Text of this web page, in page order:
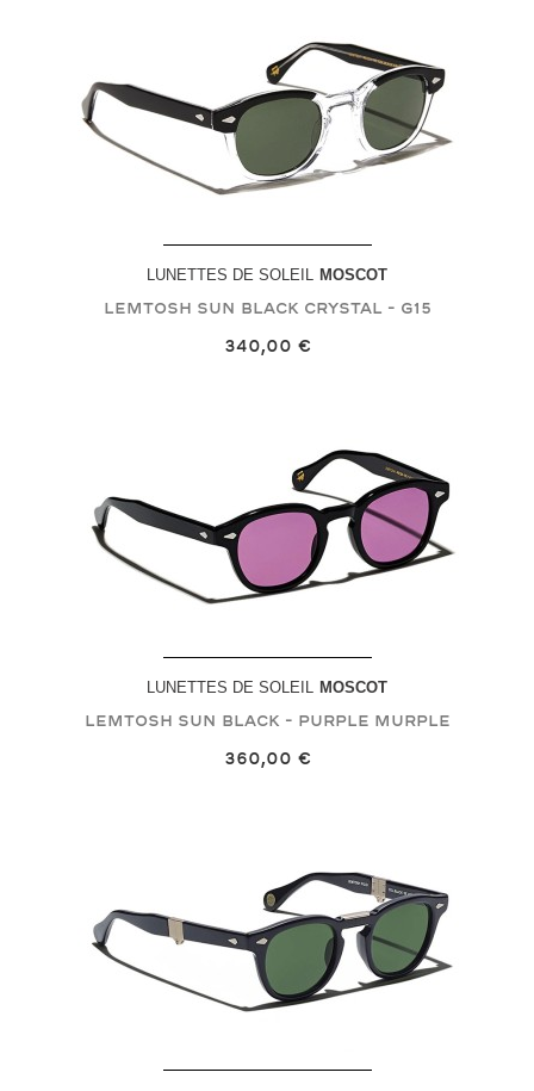
LUNETTES DE SOLEIL MOSCOT
LEMTOSH SUN Black Crystal - G15
340,00 €
LUNETTES DE SOLEIL MOSCOT
LEMTOSH SUN Black - Purple Murple
360,00 €